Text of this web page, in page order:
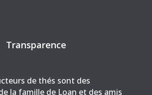
Transparence
de thés sont des
la famille de Loan et des amis